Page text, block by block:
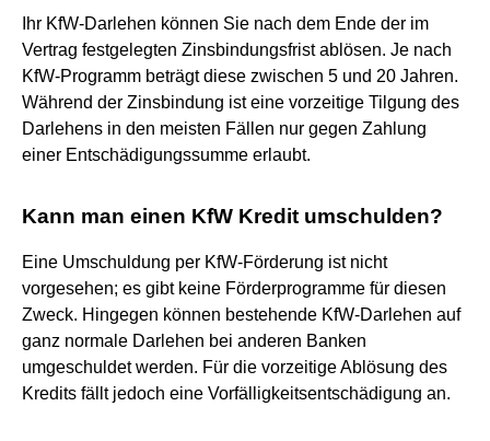
Ihr KfW-Darlehen können Sie nach dem Ende der im
Vertrag festgelegten Zinsbindungsfrist ablösen. Je nach
KfW-Programm beträgt diese zwischen 5 und 20 Jahren.
Während der Zinsbindung ist eine vorzeitige Tilgung des
Darlehens in den meisten Fällen nur gegen Zahlung
einer Entschädigungssumme erlaubt.
Kann man einen KfW Kredit umschulden?
Eine Umschuldung per KfW-Förderung ist nicht
vorgesehen; es gibt keine Förderprogramme für diesen
Zweck. Hingegen können bestehende KfW-Darlehen auf
ganz normale Darlehen bei anderen Banken
umgeschuldet werden. Für die vorzeitige Ablösung des
Kredits fällt jedoch eine Vorfälligkeitsentschädigung an.